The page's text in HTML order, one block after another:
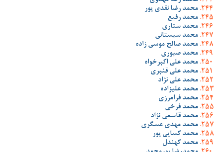
محمد رضا نقدی پور
محمد رفیع
محمد ستاری
محمد سیستانی
محمد صالح موسی زاده
محمد صبوری
محمد علی اکبرخواه
محمد علی قنبری
محمد علی نژاد
محمد علیزاده
محمد فرامرزی
محمد فرخی
محمد قاسمی نژاد
محمد مهدی عسگری
محمد کسایی پور
محمد کهندل